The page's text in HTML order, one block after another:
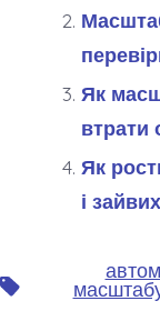
Як
втрати
Як
і
Позначки